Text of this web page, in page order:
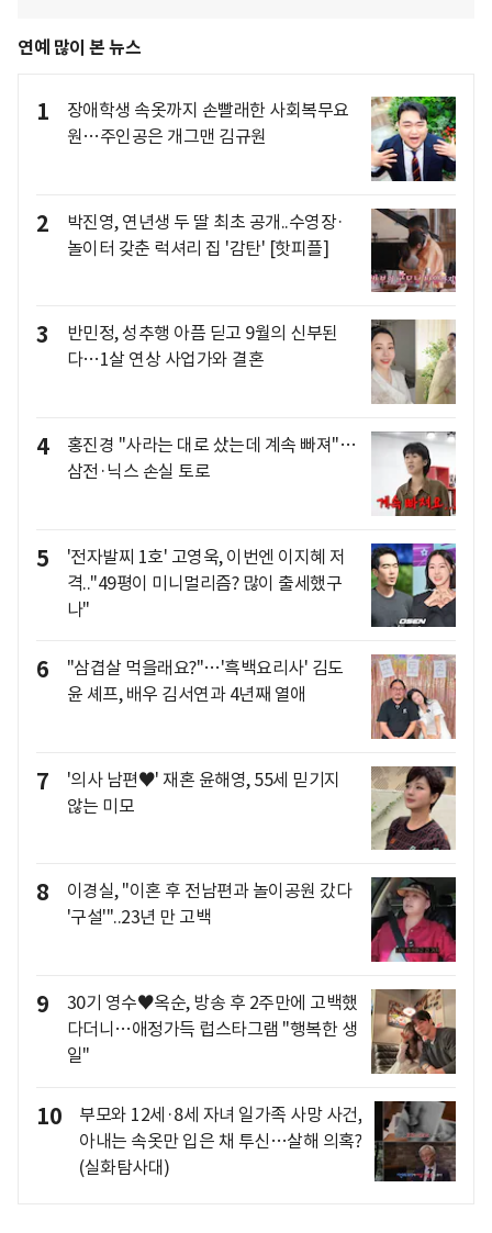
연예 많이 본 뉴스
1
장애학생 속옷까지 손빨래한 사회복무요
원…주인공은 개그맨 김규원
2
박진영, 연년생 두 딸 최초 공개..수영장·
놀이터 갖춘 럭셔리 집 '감탄' [핫피플]
3
반민정, 성추행 아픔 딛고 9월의 신부된
다…1살 연상 사업가와 결혼
4
홍진경 "사라는 대로 샀는데 계속 빠져"…
삼전·닉스 손실 토로
5
'전자발찌 1호' 고영욱, 이번엔 이지혜 저
격.."49평이 미니멀리즘? 많이 출세했구
나"
6
"삼겹살 먹을래요?"…'흑백요리사' 김도
윤 셰프, 배우 김서연과 4년째 열애
7
'의사 남편♥' 재혼 윤해영, 55세 믿기지
않는 미모
8
이경실, "이혼 후 전남편과 놀이공원 갔다
'구설'"..23년 만 고백
9
30기 영수♥옥순, 방송 후 2주만에 고백했
다더니…애정가득 럽스타그램 "행복한 생
일"
10
부모와 12세·8세 자녀 일가족 사망 사건,
아내는 속옷만 입은 채 투신…살해 의혹?
(실화탐사대)